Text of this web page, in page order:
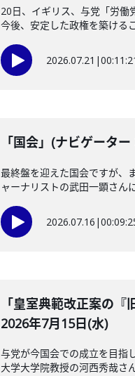
20日、イギリス、与党「労働
今後、安定した政権を築ける
2026.07.21 |
「国会」(ナビゲータ
最終盤を迎えた国会ですが、
ャーナリストの武田一顕さん
2026.07.16 |
「皇室典範改正案の
2026年7月15日(水)
与党が今国会での成立を目指
大学大学院教授の河西秀哉さ